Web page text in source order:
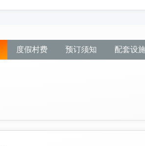
度假村费 预订须知 配套设